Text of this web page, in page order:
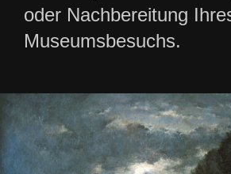
oder Nachbereitung
Museumsbesuchs.